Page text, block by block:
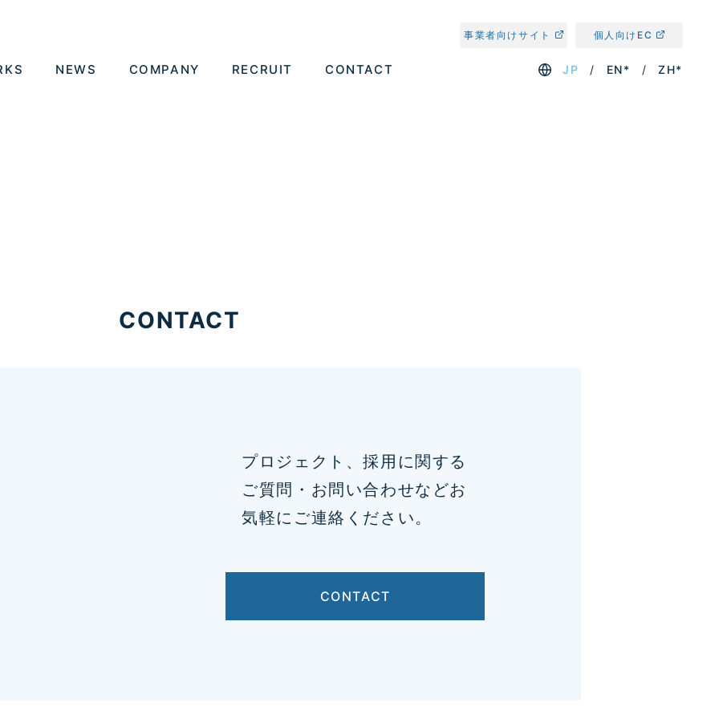
NEWS COMPANY RECRUIT CONTACT
事業者向けサイト 個人向けEC
JP EN* ZH*
CONTACT
プロジェクト、採用に関する
ご質問・お問い合わせなどお
気軽にご連絡ください。
CONTACT